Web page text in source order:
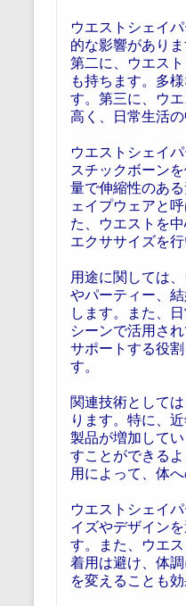
ウエストシェイ
的な影響があり
第二に、ウエス
も持ちます。多
す。第三に、ウ
高く、日常生活
ウエストシェイ
スチックボーン
量で伸縮性のあ
ェイプウェアと
た、ウエストを
エクササイズを
用途に関しては
やパーティー、
します。また、
シーンで活用さ
サポートする役
す。
関連技術として
ります。特に、
製品が増加して
すことができる
用によって、体
ウエストシェイ
イズやデザイン
す。また、ウエ
着用は避け、体
を変えることも効